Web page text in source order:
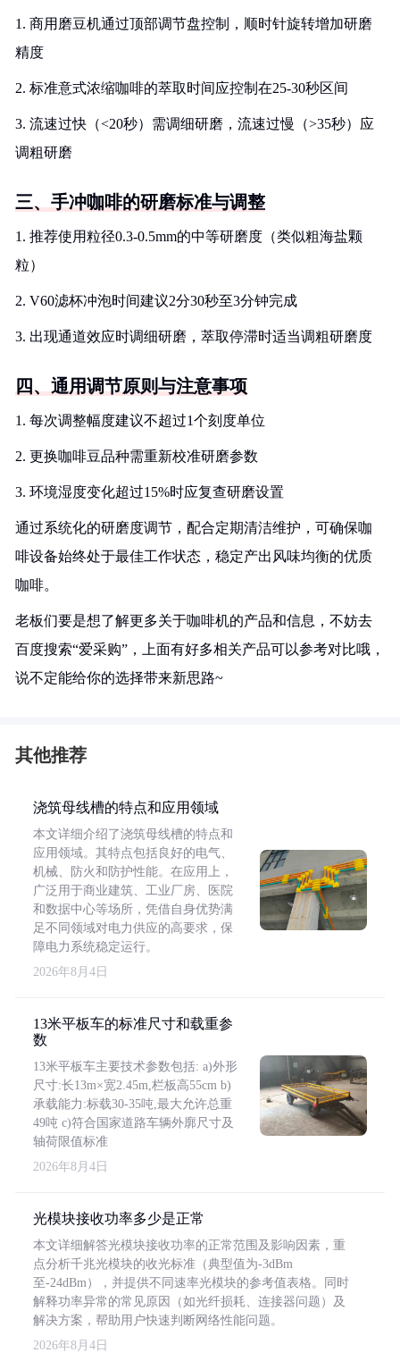
1. 商用磨豆机通过顶部调节盘控制，顺时针旋转增加研磨
精度
2. 标准意式浓缩咖啡的萃取时间应控制在25-30秒区间
3. 流速过快（<20秒）需调细研磨，流速过慢（>35秒）应
调粗研磨
三、手冲咖啡的研磨标准与调整
1. 推荐使用粒径0.3-0.5mm的中等研磨度（类似粗海盐颗
粒）
2. V60滤杯冲泡时间建议2分30秒至3分钟完成
3. 出现通道效应时调细研磨，萃取停滞时适当调粗研磨度
四、通用调节原则与注意事项
1. 每次调整幅度建议不超过1个刻度单位
2. 更换咖啡豆品种需重新校准研磨参数
3. 环境湿度变化超过15%时应复查研磨设置
通过系统化的研磨度调节，配合定期清洁维护，可确保咖
啡设备始终处于最佳工作状态，稳定产出风味均衡的优质
咖啡。
老板们要是想了解更多关于咖啡机的产品和信息，不妨去
百度搜索“爱采购”，上面有好多相关产品可以参考对比哦，
说不定能给你的选择带来新思路~
其他推荐
浇筑母线槽的特点和应用领域
本文详细介绍了浇筑母线槽的特点和
应用领域。其特点包括良好的电气、
机械、防火和防护性能。在应用上，
广泛用于商业建筑、工业厂房、医院
和数据中心等场所，凭借自身优势满
足不同领域对电力供应的高要求，保
障电力系统稳定运行。
2026年8月4日
13米平板车的标准尺寸和载重参
数
13米平板车主要技术参数包括: a)外形
尺寸:长13m×宽2.45m,栏板高55cm b)
承载能力:标载30-35吨,最大允许总重
49吨 c)符合国家道路车辆外廓尺寸及
轴荷限值标准
2026年8月4日
光模块接收功率多少是正常
本文详细解答光模块接收功率的正常范围及影响因素，重
点分析千兆光模块的收光标准（典型值为-3dBm
至-24dBm），并提供不同速率光模块的参考值表格。同时
解释功率异常的常见原因（如光纤损耗、连接器问题）及
解决方案，帮助用户快速判断网络性能问题。
2026年8月4日